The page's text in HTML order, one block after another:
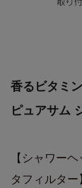
香るビタミ
ピュアサム
【シャワー
タフィルタ